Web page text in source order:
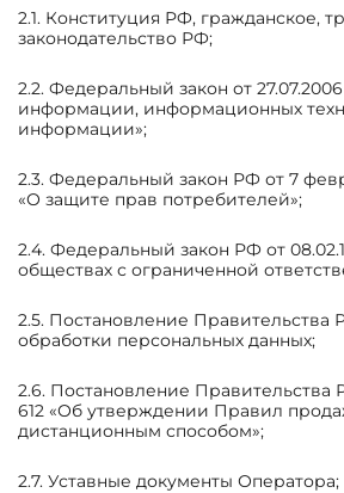
2.1. Конституция РФ, гражданское,
законодательство РФ;
2.2. Федеральный закон от
информации, информационных
информации»;
2.3. Федеральный закон РФ от 7
«О защите прав потребителей»;
2.4. Федеральный закон РФ от
обществах с ограниченной
2.5. Постановление Правительства
обработки персональных данных;
2.6. Постановление Правительства
612 «Об утверждении Правил
дистанционным способом»;
2.7. Уставные документы Оператора;